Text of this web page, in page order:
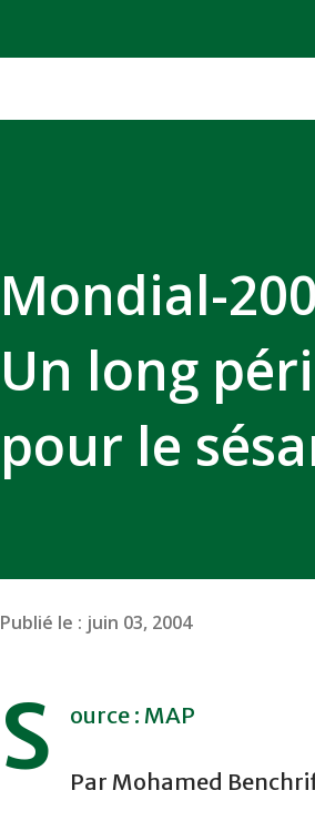
Mondial-
Un long
pour le
Publié le : juin 03, 2004
S ource : MAP
Par Mohamed